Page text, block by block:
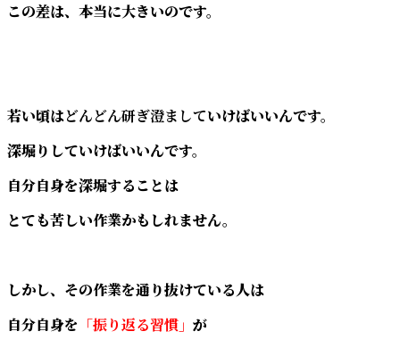
この差は、本当に大きいのです。
若い頃はどんどん研ぎ澄ましていけばいいんです。
深堀りしていけばいいんです。
自分自身を深堀することは
とても苦しい作業かもしれません。
しかし、その作業を通り抜けている人は
自分自身を 「振り返る習慣」 が